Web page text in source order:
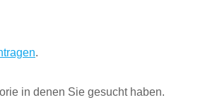
.
in denen Sie gesucht haben.